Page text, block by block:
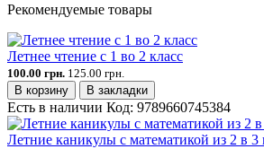
Рекомендуемые товары
Летнее чтение с 1 во 2 класс
100.00 грн. 125.00 грн.
В корзину
В закладки
Есть в наличии Код: 9789660745384
Летние каникулы с математикой из 2 в 3